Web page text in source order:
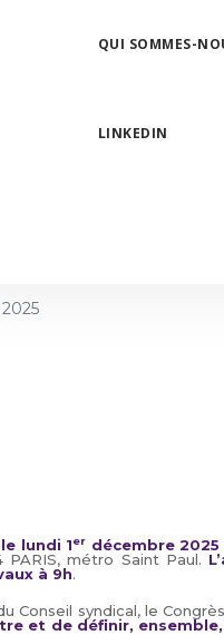
QUI SOMMES-
LINKEDIN
lundi 1er décembre
PARIS, métro Saint Paul.
à 9h.
syndical, le
et de définir,